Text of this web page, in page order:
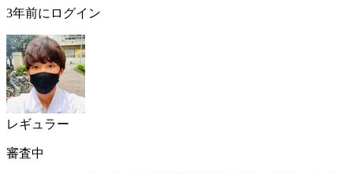
3年前にログイン
レギュラー
審査中